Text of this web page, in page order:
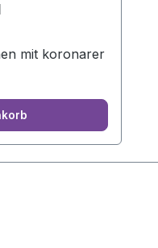
mit koronarer